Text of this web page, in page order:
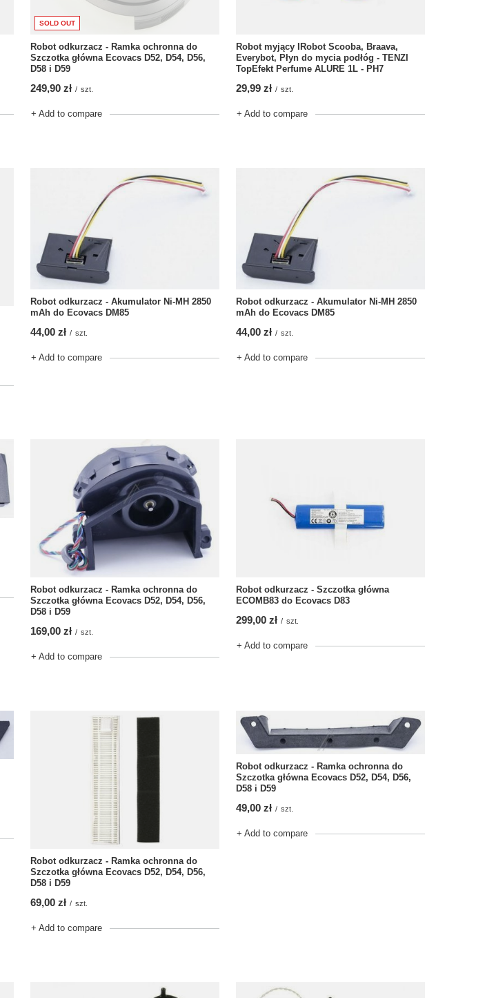
SOLD OUT
Robot odkurzacz - Ramka ochronna do
Szczotka główna Ecovacs D52, D54, D56,
D58 i D59
249,90 zł / szt.
+ Add to compare
Robot myjący IRobot Scooba, Braava,
Everybot, Płyn do mycia podłóg - TENZI
TopEfekt Perfume ALURE 1L - PH7
29,99 zł / szt.
+ Add to compare
Robot odkurzacz - Akumulator Ni-MH 2850
mAh do Ecovacs DM85
44,00 zł / szt.
+ Add to compare
Robot odkurzacz - Akumulator Ni-MH 2850
mAh do Ecovacs DM85
44,00 zł / szt.
+ Add to compare
Robot odkurzacz - Ramka ochronna do
Szczotka główna Ecovacs D52, D54, D56,
D58 i D59
169,00 zł / szt.
+ Add to compare
Robot odkurzacz - Szczotka główna
ECOMB83 do Ecovacs D83
299,00 zł / szt.
+ Add to compare
Robot odkurzacz - Ramka ochronna do
Szczotka główna Ecovacs D52, D54, D56,
D58 i D59
69,00 zł / szt.
+ Add to compare
Robot odkurzacz - Ramka ochronna do
Szczotka główna Ecovacs D52, D54, D56,
D58 i D59
49,00 zł / szt.
+ Add to compare